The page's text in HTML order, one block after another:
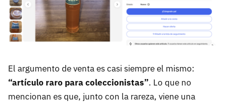
El argumento de venta es casi siempre el mismo:
“artículo raro para coleccionistas”. Lo que no
mencionan es que, junto con la rareza, viene una